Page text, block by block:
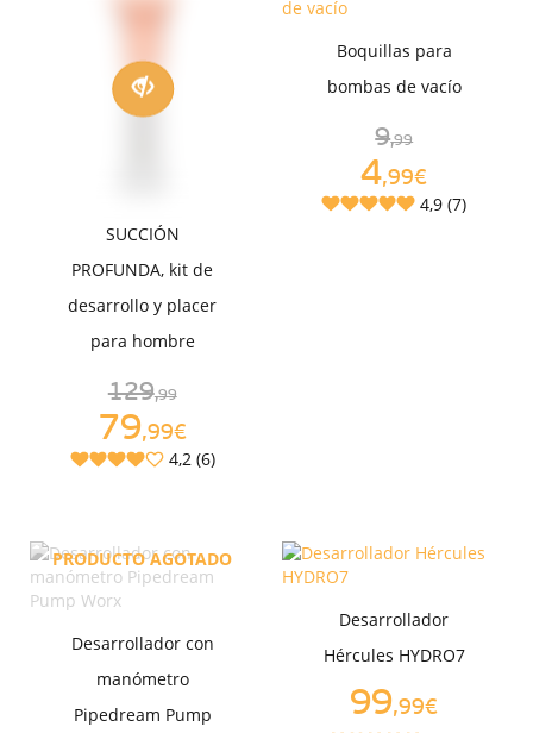
SUCCIÓN
PROFUNDA, kit de
desarrollo y placer
para hombre
129,99
79,99€
4,2 (6)
Boquillas para
bombas de vacío
9,99
4,99€
4,9 (7)
PRODUCTO AGOTADO
Desarrollador con
manómetro
Pipedream Pump
Desarrollador
Hércules HYDRO7
99,99€